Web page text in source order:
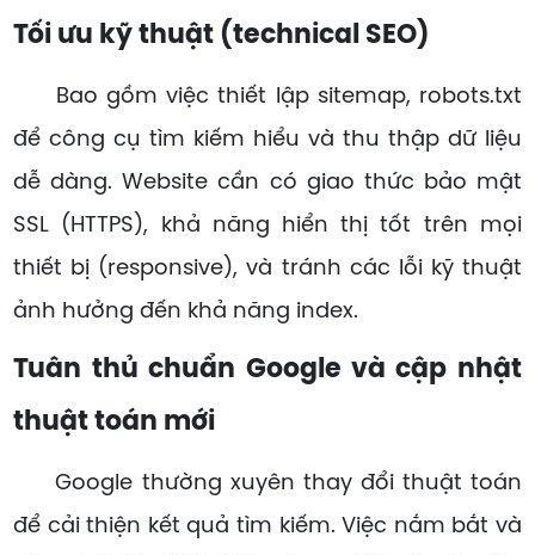
Tối ưu kỹ thuật (technical SEO)
Bao gồm việc thiết lập sitemap, robots.txt
để công cụ tìm kiếm hiểu và thu thập dữ liệu
dễ dàng. Website cần có giao thức bảo mật
SSL (HTTPS), khả năng hiển thị tốt trên mọi
thiết bị (responsive), và tránh các lỗi kỹ thuật
ảnh hưởng đến khả năng index.
Tuân thủ chuẩn Google và cập nhật
thuật toán mới
Google thường xuyên thay đổi thuật toán
để cải thiện kết quả tìm kiếm. Việc nắm bắt và